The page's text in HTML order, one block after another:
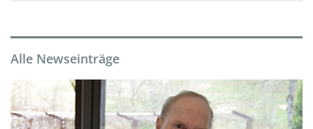
Alle Newseinträge